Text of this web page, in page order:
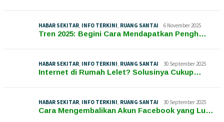
HABAR SEKITAR, INFO TERKINI, RUANG SANTAI 6 November 2025
Tren 2025: Begini Cara Mendapatkan Pengh…
HABAR SEKITAR, INFO TERKINI, RUANG SANTAI 30 September 2025
Internet di Rumah Lelet? Solusinya Cukup…
HABAR SEKITAR, INFO TERKINI, RUANG SANTAI 30 September 2025
Cara Mengembalikan Akun Facebook yang Lu…